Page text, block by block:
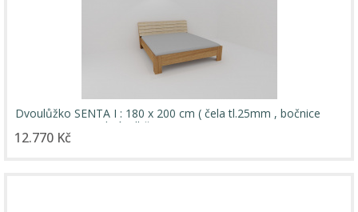
Dvoulůžko SENTA I : 180 x 200 cm ( čela tl.25mm , bočnice
18mm ) - jen osobní odběr
12.770 Kč